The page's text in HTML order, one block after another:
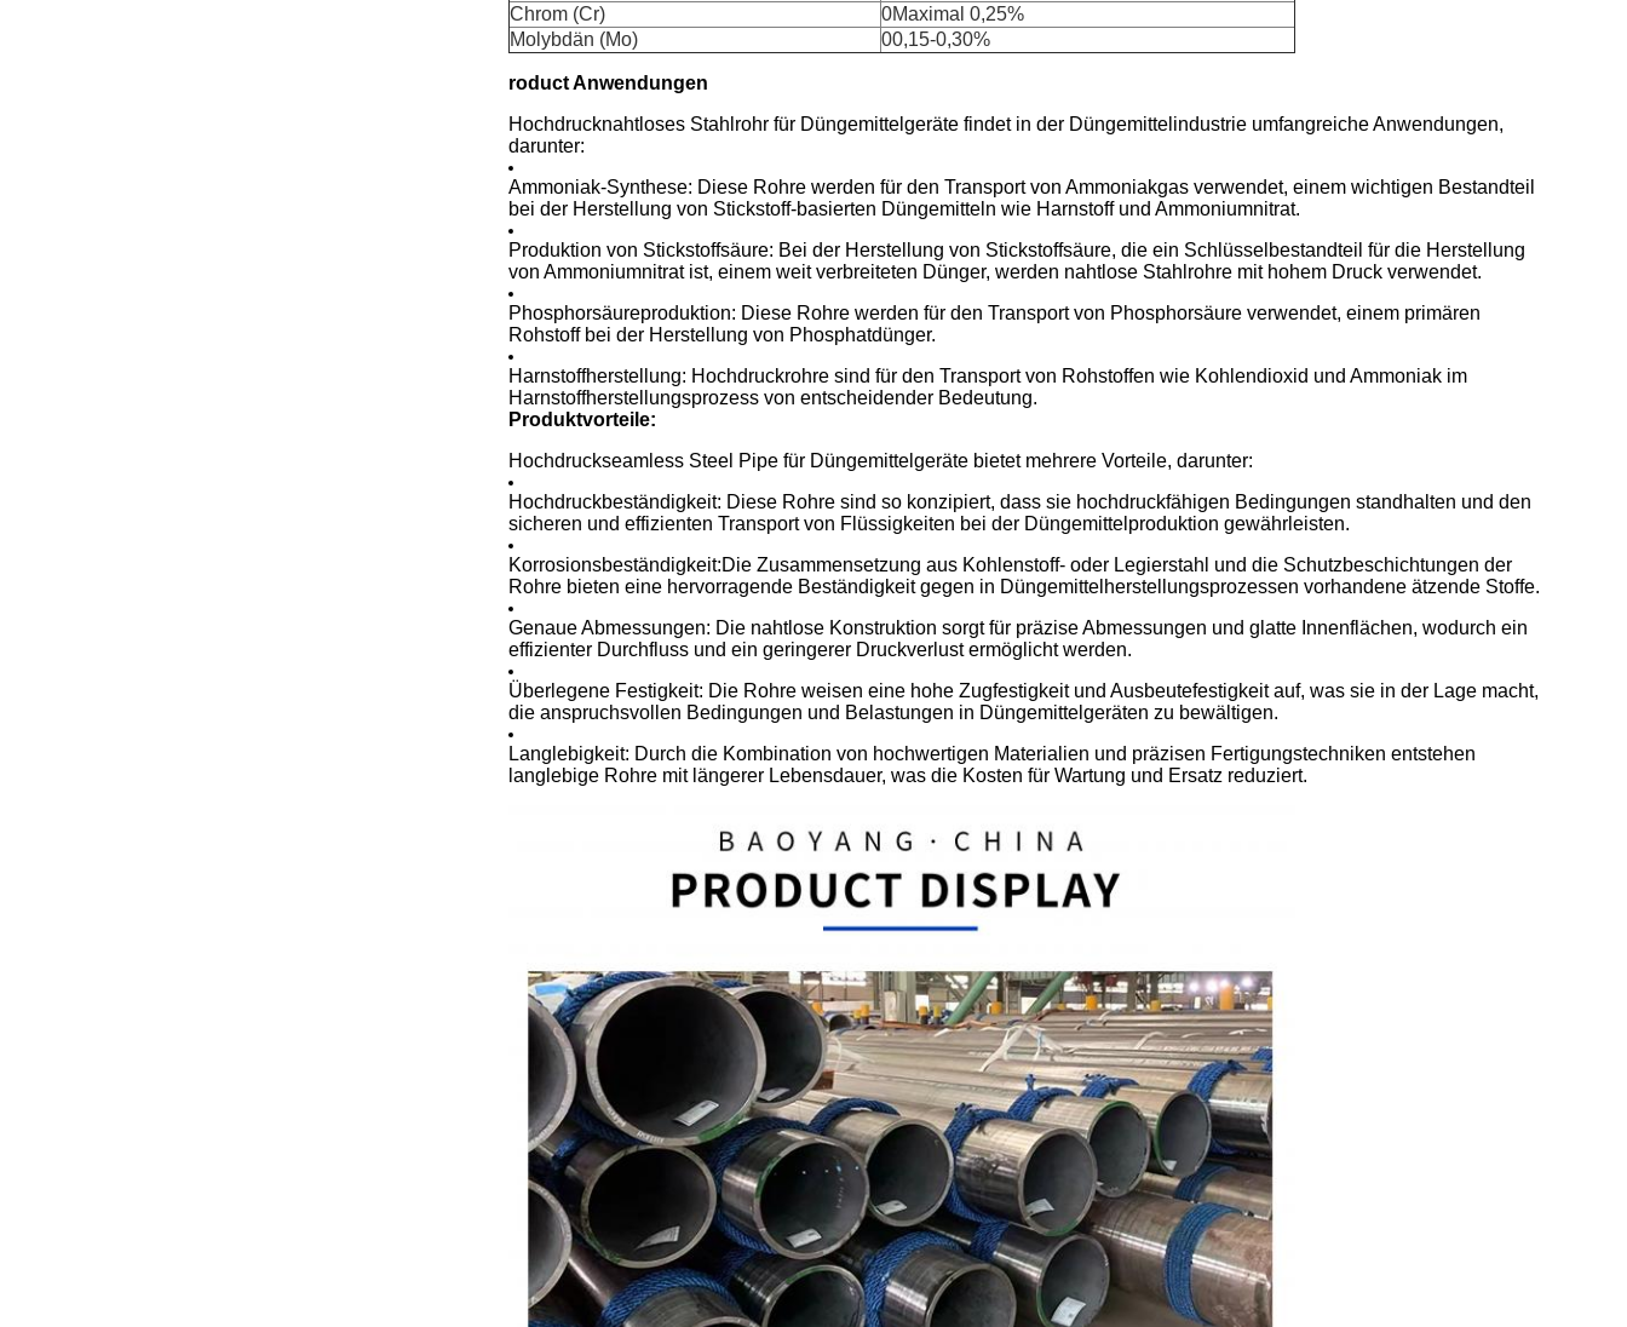
Chrom (Cr)
0Maximal 0,25%
Molybdän (Mo)
00,15-0,30%
roduct Anwendungen
Hochdrucknahtloses Stahlrohr für Düngemittelgeräte findet in der Düngemittelindustrie umfangreiche Anwendungen,
darunter:
Ammoniak-Synthese: Diese Rohre werden für den Transport von Ammoniakgas verwendet, einem wichtigen Bestandteil
bei der Herstellung von Stickstoff-basierten Düngemitteln wie Harnstoff und Ammoniumnitrat.
Produktion von Stickstoffsäure: Bei der Herstellung von Stickstoffsäure, die ein Schlüsselbestandteil für die Herstellung
von Ammoniumnitrat ist, einem weit verbreiteten Dünger, werden nahtlose Stahlrohre mit hohem Druck verwendet.
Phosphorsäureproduktion: Diese Rohre werden für den Transport von Phosphorsäure verwendet, einem primären
Rohstoff bei der Herstellung von Phosphatdünger.
Harnstoffherstellung: Hochdruckrohre sind für den Transport von Rohstoffen wie Kohlendioxid und Ammoniak im
Harnstoffherstellungsprozess von entscheidender Bedeutung.
Produktvorteile:
Hochdruckseamless Steel Pipe für Düngemittelgeräte bietet mehrere Vorteile, darunter:
Hochdruckbeständigkeit: Diese Rohre sind so konzipiert, dass sie hochdruckfähigen Bedingungen standhalten und den
sicheren und effizienten Transport von Flüssigkeiten bei der Düngemittelproduktion gewährleisten.
Korrosionsbeständigkeit:Die Zusammensetzung aus Kohlenstoff- oder Legierstahl und die Schutzbeschichtungen der
Rohre bieten eine hervorragende Beständigkeit gegen in Düngemittelherstellungsprozessen vorhandene ätzende Stoffe.
Genaue Abmessungen: Die nahtlose Konstruktion sorgt für präzise Abmessungen und glatte Innenflächen, wodurch ein
effizienter Durchfluss und ein geringerer Druckverlust ermöglicht werden.
Überlegene Festigkeit: Die Rohre weisen eine hohe Zugfestigkeit und Ausbeutefestigkeit auf, was sie in der Lage macht,
die anspruchsvollen Bedingungen und Belastungen in Düngemittelgeräten zu bewältigen.
Langlebigkeit: Durch die Kombination von hochwertigen Materialien und präzisen Fertigungstechniken entstehen
langlebige Rohre mit längerer Lebensdauer, was die Kosten für Wartung und Ersatz reduziert.